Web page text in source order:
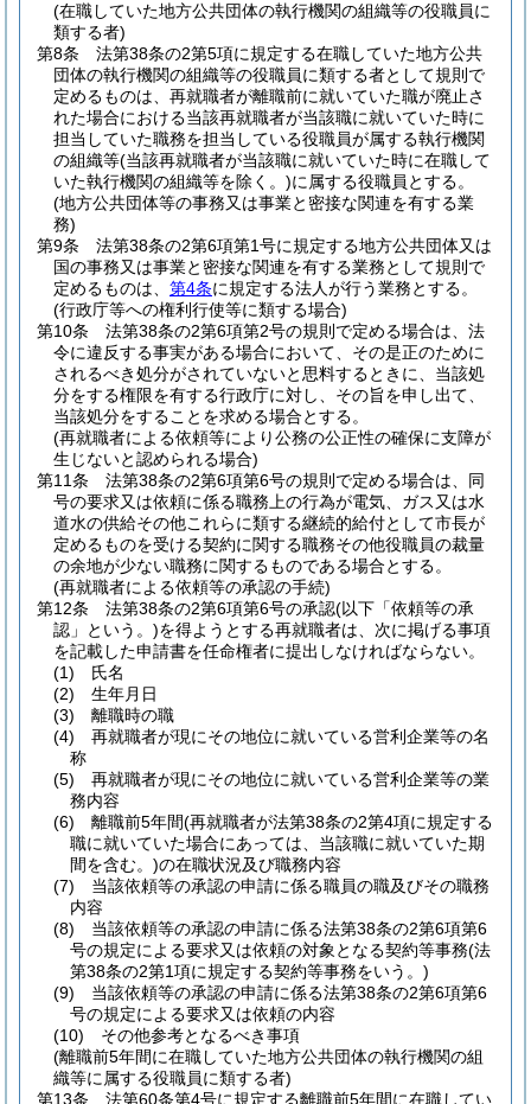
(在職していた地方公共団体の執行機関の組織等の役職員に
類する者)
第8条
法第38条の2第5項に規定する在職していた地方公共
団体の執行機関の組織等の役職員に類する者として規則で
定めるものは、再就職者が離職前に就いていた職が廃止さ
れた場合における当該再就職者が当該職に就いていた時に
担当していた職務を担当している役職員が属する執行機関
の組織等(当該再就職者が当該職に就いていた時に在職して
いた執行機関の組織等を除く。)に属する役職員とする。
(地方公共団体等の事務又は事業と密接な関連を有する業
務)
第9条
法第38条の2第6項第1号に規定する地方公共団体又は
国の事務又は事業と密接な関連を有する業務として規則で
定めるものは、 第4条に規定する法人が行う業務とする。
(行政庁等への権利行使等に類する場合)
第10条
法第38条の2第6項第2号の規則で定める場合は、法
令に違反する事実がある場合において、その是正のために
されるべき処分がされていないと思料するときに、当該処
分をする権限を有する行政庁に対し、その旨を申し出て、
当該処分をすることを求める場合とする。
(再就職者による依頼等により公務の公正性の確保に支障が
生じないと認められる場合)
第11条
法第38条の2第6項第6号の規則で定める場合は、同
号の要求又は依頼に係る職務上の行為が電気、ガス又は水
道水の供給その他これらに類する継続的給付として市長が
定めるものを受ける契約に関する職務その他役職員の裁量
の余地が少ない職務に関するものである場合とする。
(再就職者による依頼等の承認の手続)
第12条
法第38条の2第6項第6号の承認(以下「依頼等の承
認」という。)を得ようとする再就職者は、次に掲げる事項
を記載した申請書を任命権者に提出しなければならない。
(1)
氏名
(2)
生年月日
(3)
離職時の職
(4)
再就職者が現にその地位に就いている営利企業等の名
称
(5)
再就職者が現にその地位に就いている営利企業等の業
務内容
(6)
離職前5年間(再就職者が法第38条の2第4項に規定する
職に就いていた場合にあっては、当該職に就いていた期
間を含む。)の在職状況及び職務内容
(7)
当該依頼等の承認の申請に係る職員の職及びその職務
内容
(8)
当該依頼等の承認の申請に係る法第38条の2第6項第6
号の規定による要求又は依頼の対象となる契約等事務(法
第38条の2第1項に規定する契約等事務をいう。)
(9)
当該依頼等の承認の申請に係る法第38条の2第6項第6
号の規定による要求又は依頼の内容
(10)
その他参考となるべき事項
(離職前5年間に在職していた地方公共団体の執行機関の組
織等に属する役職員に類する者)
第13条
法第60条第4号に規定する離職前5年間に在職してい